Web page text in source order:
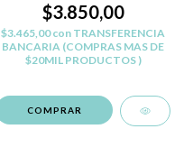
$3.850,00
$3.465,00con TRANSFERENCIA
BANCARIA (COMPRAS MAS DE
$20MIL PRODUCTOS )